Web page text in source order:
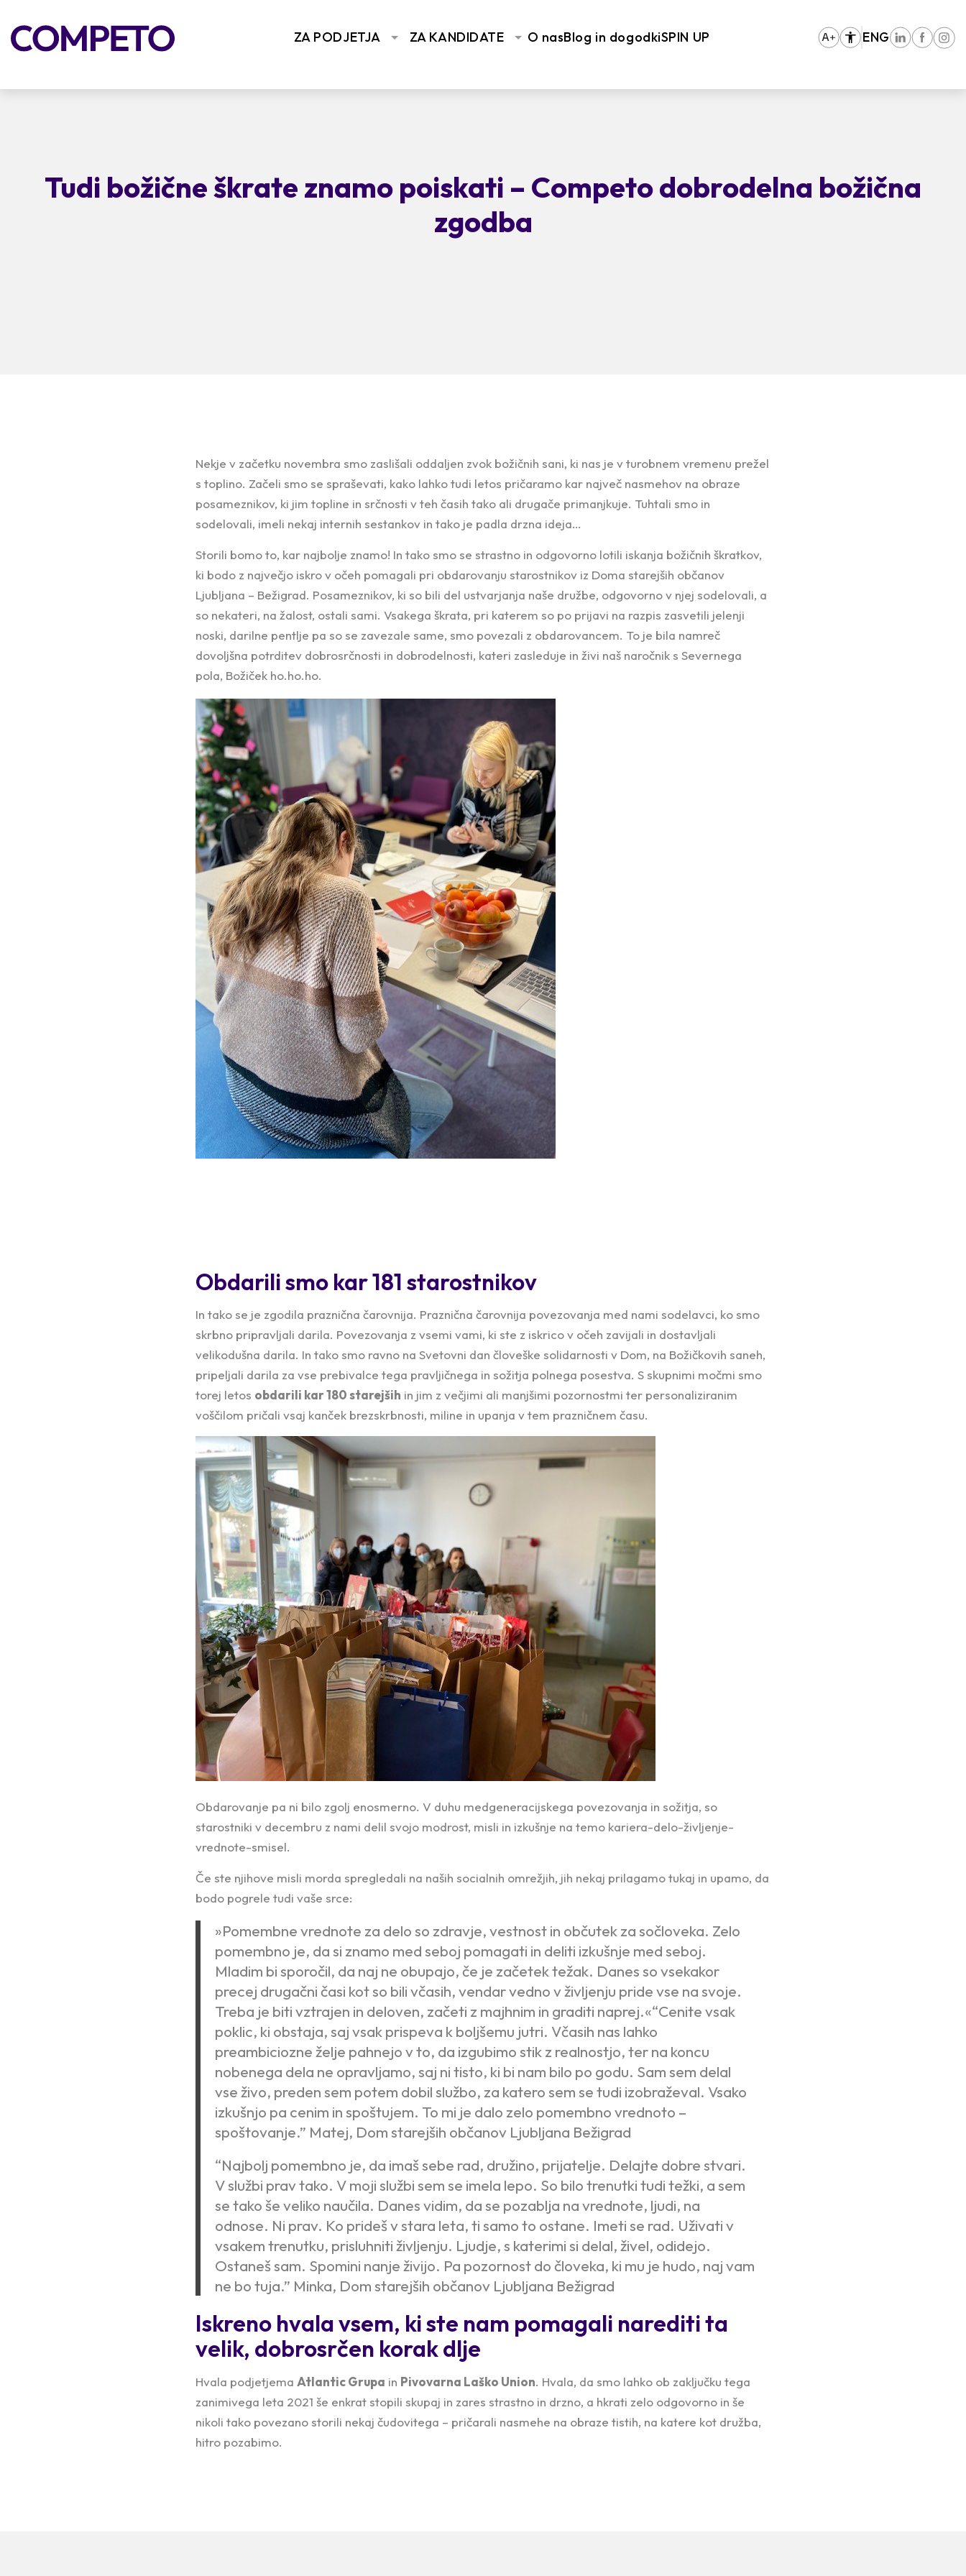
ZA PODJETJA ZA KANDIDATE O nasBlog in dogodkiSPIN UP ENG
Tudi božične škrate znamo poiskati – Competo dobrodelna božična
zgodba
Nekje v začetku novembra smo zaslišali oddaljen zvok božičnih sani, ki nas je v turobnem vremenu prežel
s toplino. Začeli smo se spraševati, kako lahko tudi letos pričaramo kar največ nasmehov na obraze
posameznikov, ki jim topline in srčnosti v teh časih tako ali drugače primanjkuje. Tuhtali smo in
sodelovali, imeli nekaj internih sestankov in tako je padla drzna ideja…
Storili bomo to, kar najbolje znamo! In tako smo se strastno in odgovorno lotili iskanja božičnih škratkov,
ki bodo z največjo iskro v očeh pomagali pri obdarovanju starostnikov iz Doma starejših občanov
Ljubljana – Bežigrad. Posameznikov, ki so bili del ustvarjanja naše družbe, odgovorno v njej sodelovali, a
so nekateri, na žalost, ostali sami. Vsakega škrata, pri katerem so po prijavi na razpis zasvetili jelenji
noski, darilne pentlje pa so se zavezale same, smo povezali z obdarovancem. To je bila namreč
dovoljšna potrditev dobrosrčnosti in dobrodelnosti, kateri zasleduje in živi naš naročnik s Severnega
pola, Božiček ho.ho.ho.
Obdarili smo kar 181 starostnikov
In tako se je zgodila praznična čarovnija. Praznična čarovnija povezovanja med nami sodelavci, ko smo
skrbno pripravljali darila. Povezovanja z vsemi vami, ki ste z iskrico v očeh zavijali in dostavljali
velikodušna darila. In tako smo ravno na Svetovni dan človeške solidarnosti v Dom, na Božičkovih saneh,
pripeljali darila za vse prebivalce tega pravljičnega in sožitja polnega posestva. S skupnimi močmi smo
torej letos obdarili kar 180 starejših in jim z večjimi ali manjšimi pozornostmi ter personaliziranim
voščilom pričali vsaj kanček brezskrbnosti, miline in upanja v tem prazničnem času.
Obdarovanje pa ni bilo zgolj enosmerno. V duhu medgeneracijskega povezovanja in sožitja, so
starostniki v decembru z nami delil svojo modrost, misli in izkušnje na temo kariera-delo-življenje-
vrednote-smisel.
Če ste njihove misli morda spregledali na naših socialnih omrežjih, jih nekaj prilagamo tukaj in upamo, da
bodo pogrele tudi vaše srce:
»Pomembne vrednote za delo so zdravje, vestnost in občutek za sočloveka. Zelo
pomembno je, da si znamo med seboj pomagati in deliti izkušnje med seboj.
Mladim bi sporočil, da naj ne obupajo, če je začetek težak. Danes so vsekakor
precej drugačni časi kot so bili včasih, vendar vedno v življenju pride vse na svoje.
Treba je biti vztrajen in deloven, začeti z majhnim in graditi naprej.«“Cenite vsak
poklic, ki obstaja, saj vsak prispeva k boljšemu jutri. Včasih nas lahko
preambiciozne želje pahnejo v to, da izgubimo stik z realnostjo, ter na koncu
nobenega dela ne opravljamo, saj ni tisto, ki bi nam bilo po godu. Sam sem delal
vse živo, preden sem potem dobil službo, za katero sem se tudi izobraževal. Vsako
izkušnjo pa cenim in spoštujem. To mi je dalo zelo pomembno vrednoto –
spoštovanje.” Matej, Dom starejših občanov Ljubljana Bežigrad
“Najbolj pomembno je, da imaš sebe rad, družino, prijatelje. Delajte dobre stvari.
V službi prav tako. V moji službi sem se imela lepo. So bilo trenutki tudi težki, a sem
se tako še veliko naučila. Danes vidim, da se pozablja na vrednote, ljudi, na
odnose. Ni prav. Ko prideš v stara leta, ti samo to ostane. Imeti se rad. Uživati v
vsakem trenutku, prisluhniti življenju. Ljudje, s katerimi si delal, živel, odidejo.
Ostaneš sam. Spomini nanje živijo. Pa pozornost do človeka, ki mu je hudo, naj vam
ne bo tuja.” Minka, Dom starejših občanov Ljubljana Bežigrad
Iskreno hvala vsem, ki ste nam pomagali narediti ta
velik, dobrosrčen korak dlje
Hvala podjetjema Atlantic Grupa in Pivovarna Laško Union. Hvala, da smo lahko ob zaključku tega
zanimivega leta 2021 še enkrat stopili skupaj in zares strastno in drzno, a hkrati zelo odgovorno in še
nikoli tako povezano storili nekaj čudovitega – pričarali nasmehe na obraze tistih, na katere kot družba,
hitro pozabimo.